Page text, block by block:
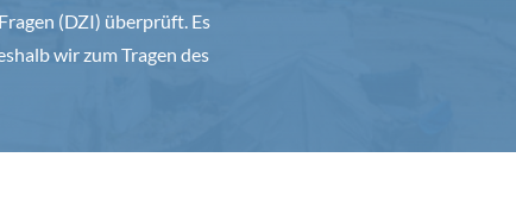
(DZI) überprüft. Es
wir zum Tragen des